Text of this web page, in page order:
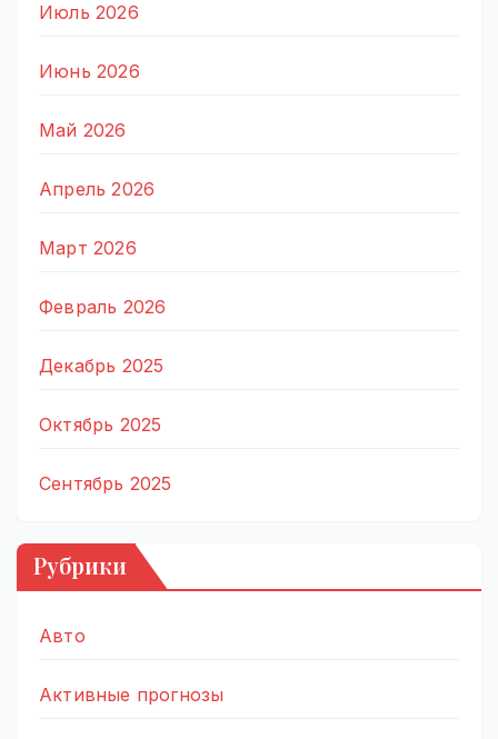
Июль 2026
Июнь 2026
Май 2026
Апрель 2026
Март 2026
Февраль 2026
Декабрь 2025
Октябрь 2025
Сентябрь 2025
Рубрики
Авто
Активные прогнозы